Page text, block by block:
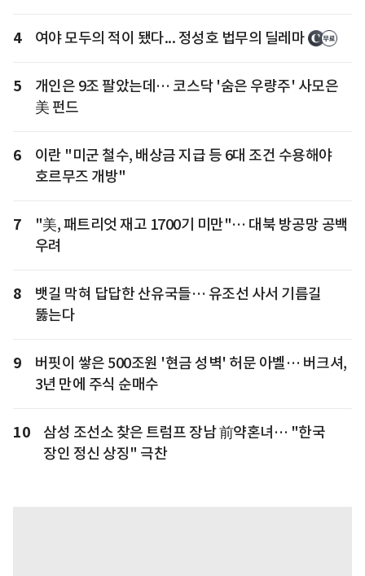
4 여야 모두의 적이 됐다... 정성호 법무의 딜레마
5
개인은 9조 팔았는데… 코스닥 '숨은 우량주' 사모은
美 펀드
6
이란 "미군 철수, 배상금 지급 등 6대 조건 수용해야
호르무즈 개방"
7
"美, 패트리엇 재고 1700기 미만"… 대북 방공망 공백
우려
8
뱃길 막혀 답답한 산유국들… 유조선 사서 기름길
뚫는다
9
버핏이 쌓은 500조원 '현금 성벽' 허문 아벨… 버크셔,
3년 만에 주식 순매수
10
삼성 조선소 찾은 트럼프 장남 前약혼녀… "한국
장인 정신 상징" 극찬